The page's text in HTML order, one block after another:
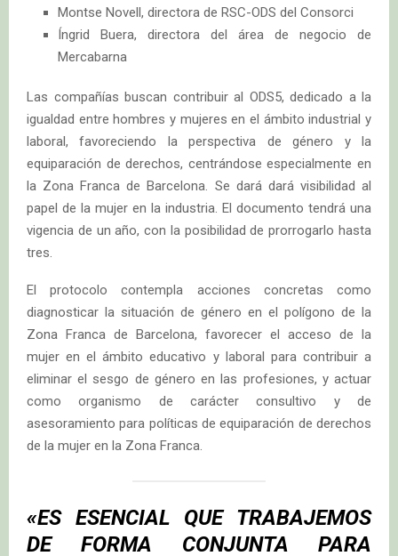
Montse Novell, directora de RSC-ODS del Consorci
Íngrid Buera, directora del área de negocio de
Mercabarna
Las compañías buscan contribuir al ODS5, dedicado a la
igualdad entre hombres y mujeres en el ámbito industrial y
laboral, favoreciendo la perspectiva de género y la
equiparación de derechos, centrándose especialmente en
la Zona Franca de Barcelona. Se dará dará visibilidad al
papel de la mujer en la industria. El documento tendrá una
vigencia de un año, con la posibilidad de prorrogarlo hasta
tres.
El protocolo contempla acciones concretas como
diagnosticar la situación de género en el polígono de la
Zona Franca de Barcelona, favorecer el acceso de la
mujer en el ámbito educativo y laboral para contribuir a
eliminar el sesgo de género en las profesiones, y actuar
como organismo de carácter consultivo y de
asesoramiento para políticas de equiparación de derechos
de la mujer en la Zona Franca.
«ES ESENCIAL QUE TRABAJEMOS
DE FORMA CONJUNTA PARA